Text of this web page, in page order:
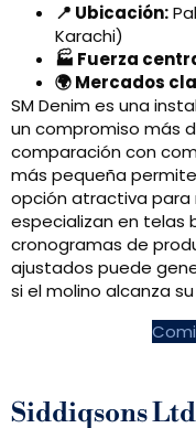
📍 Ubicación:
Karachi)
🏭 Fuerza
🌍 Mercados
SM Denim es una
un compromiso más
comparación con
más pequeña
opción atractiva para
especializan en telas
cronogramas de
ajustados puede
si el molino alcanza
Siddiqsons Ltd